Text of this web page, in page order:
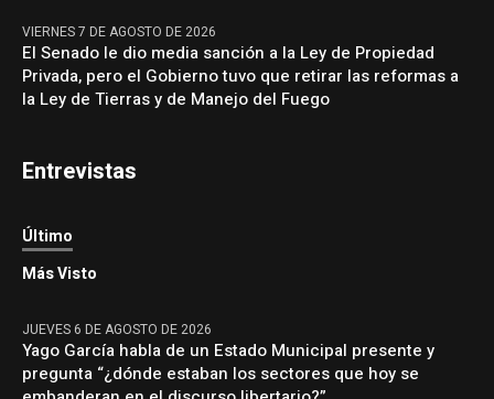
VIERNES 7 DE AGOSTO DE 2026
El Senado le dio media sanción a la Ley de Propiedad
Privada, pero el Gobierno tuvo que retirar las reformas a
la Ley de Tierras y de Manejo del Fuego
Entrevistas
Último
Más Visto
JUEVES 6 DE AGOSTO DE 2026
Yago García habla de un Estado Municipal presente y
pregunta “¿dónde estaban los sectores que hoy se